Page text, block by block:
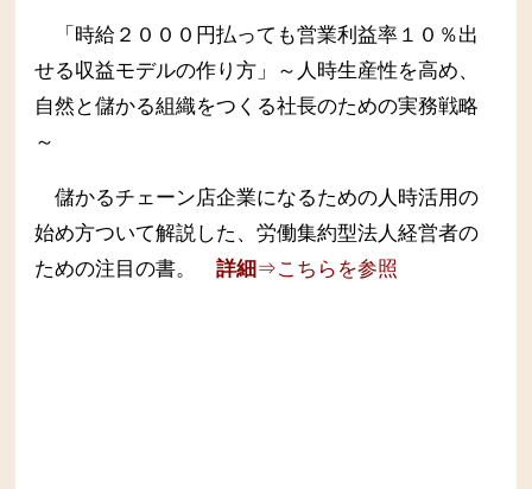
「時給２０００円払っても営業利益率１０％出
せる収益モデルの作り方」～人時生産性を高め、
自然と儲かる組織をつくる社長のための実務戦略
～
儲かるチェーン店企業になるための人時活用の
始め方ついて解説した、労働集約型法人経営者の
ための注目の書。
詳細⇒こちらを参照